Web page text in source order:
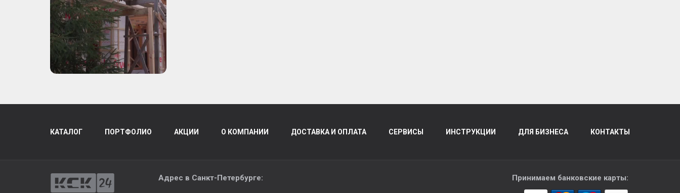
КАТАЛОГ ПОРТФОЛИО АКЦИИ О КОМПАНИИ ДОСТАВКА И ОПЛАТА СЕРВИСЫ ИНСТРУКЦИИ ДЛЯ БИЗНЕСА КОНТАКТЫ
Адрес в Санкт-Петербурге: Принимаем банковские карты: